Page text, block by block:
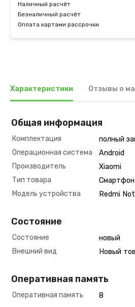
Наличный расчёт
Безналичный расчёт
Оплата картами рассрочки
Характеристики Отзывы о
Общая информация
Комплектация
полный
Операционная система
Android
Производитель
Xiaomi
Тип товара
Смартфон
Модель устройства
Redmi
Состояние
Состояние
новый
Внешний вид
Новый
Оперативная память
Оперативная память 8